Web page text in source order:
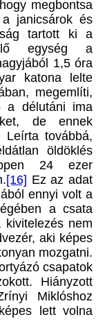
megbontsa
janicsárok és
tartott ki a
egység a
1,5 óra
katona lelte
megemlíti,
a délutáni ima
de ennek
Leírta továbbá,
öldöklés
24 ezer
[16] Ez az adat
ennyi volt a
a csata
kivitelezés nem
aki képes
mozgatni.
csapatok
Hiányzott
Miklóshoz
lett volna